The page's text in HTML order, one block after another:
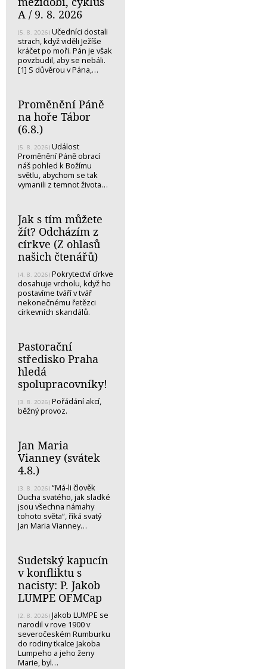
A / 9. 8. 2026
(5. 8. 2026) Učedníci dostali
strach, když viděli Ježíše
kráčet po moři. Pán je však
povzbudil, aby se nebáli.
[1] S důvěrou v Pána,…
Proměnění Páně
na hoře Tábor
(6.8.)
(5. 8. 2026) Událost
Proměnění Páně obrací
náš pohled k Božímu
světlu, abychom se tak
vymanili z temnot života…
Jak s tím můžete
žít? Odcházím z
církve (Z ohlasů
našich čtenářů)
(4. 8. 2026) Pokrytectví církve
dosahuje vrcholu, když ho
postavíme tváří v tvář
nekonečnému řetězci
církevních skandálů.
Pastorační
středisko Praha
hledá
spolupracovníky!
(3. 8. 2026) Pořádání akcí,
běžný provoz.
Jan Maria
Vianney (svátek
4.8.)
(3. 8. 2026) “Má-li člověk
Ducha svatého, jak sladké
jsou všechna námahy
tohoto světa“, říká svatý
Jan Maria Vianney…
Sudetský kapucín
v konfliktu s
nacisty: P. Jakob
LUMPE OFMCap
(2. 8. 2026) Jakob LUMPE se
narodil v rove 1900 v
severočeském Rumburku
do rodiny tkalce Jakoba
Lumpeho a jeho ženy
Marie, byl…